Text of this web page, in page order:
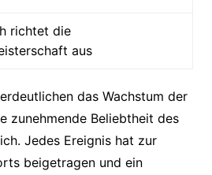
richtet die
aus
das Wachstum der
zunehmende Beliebtheit des
Jedes Ereignis hat zur
beigetragen und ein